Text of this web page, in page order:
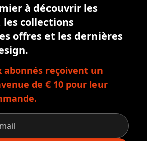
à découvrir les
collections
offres et les dernières
abonnés reçoivent un
de € 10 pour leur